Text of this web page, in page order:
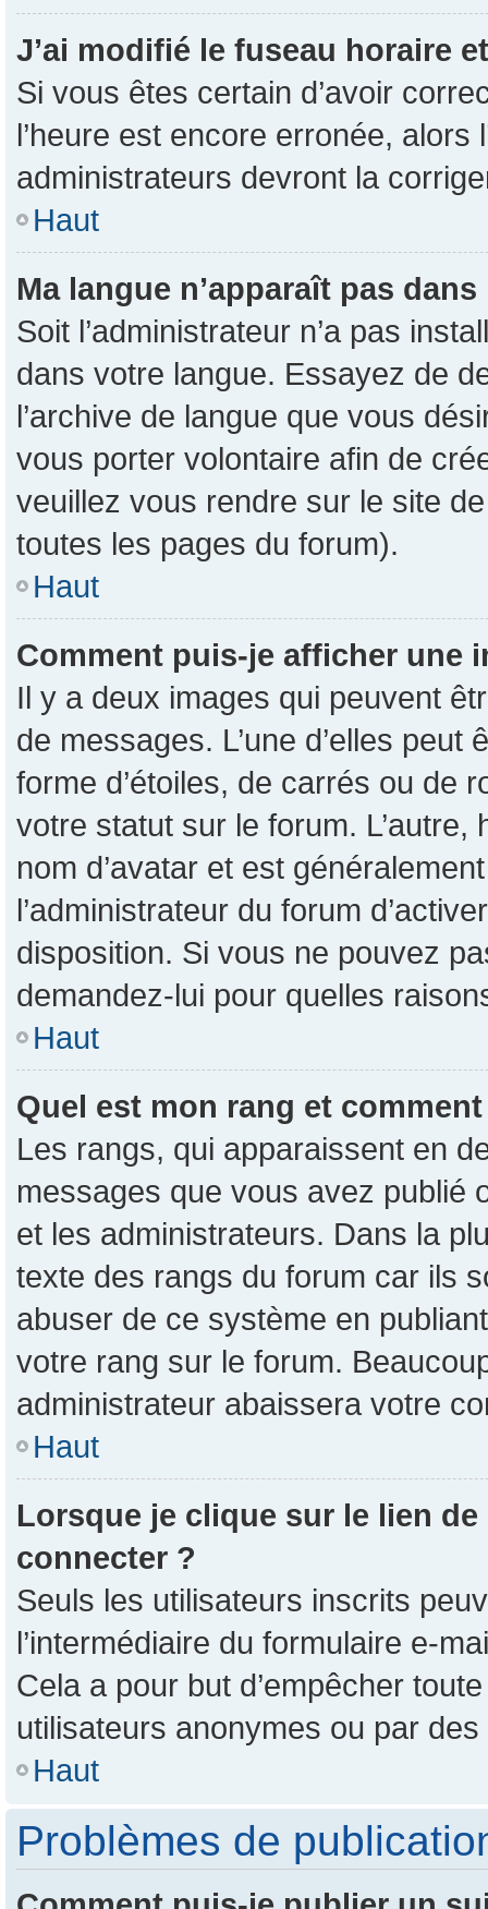
J’ai modifié le fuseau horaire
Si vous êtes certain d’avoir
l’heure est encore erronée, alors
administrateurs devront la
Haut
Ma langue n’apparaît pas
Soit l’administrateur n’a pas
dans votre langue. Essayez de
l’archive de langue que vous
vous porter volontaire afin de
veuillez vous rendre sur le site
toutes les pages du forum).
Haut
Comment puis-je afficher une
Il y a deux images qui peuvent
de messages. L’une d’elles
forme d’étoiles, de carrés ou de
votre statut sur le forum.
nom d’avatar et est
l’administrateur du forum
disposition. Si vous ne pouvez
demandez-lui pour quelles
Haut
Quel est mon rang et
Les rangs, qui apparaissent en
messages que vous avez publié
et les administrateurs. Dans la
texte des rangs du forum car ils
abuser de ce système en
votre rang sur le forum.
administrateur abaissera votre
Haut
Lorsque je clique sur le lien de
connecter ?
Seuls les utilisateurs inscrits
l’intermédiaire du formulaire e-
Cela a pour but d’empêcher
utilisateurs anonymes ou par
Haut
Problèmes de